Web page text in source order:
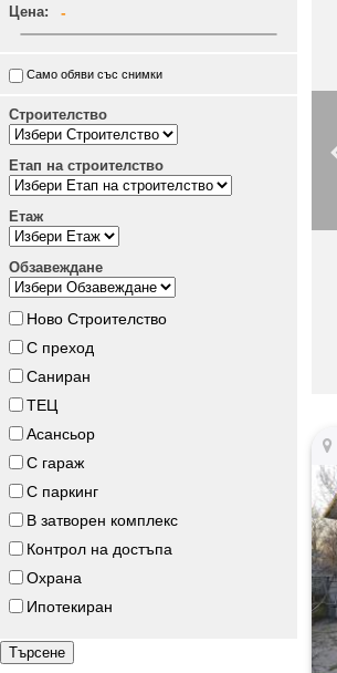
Цена: -
Само обяви със снимки
Строителство
Етап на строителство
Етаж
Обзавеждане
Ново Строителство
С преход
Саниран
ТЕЦ
Асансьор
С гараж
С паркинг
В затворен комплекс
Контрол на достъпа
Охрана
Ипотекиран
Търсене